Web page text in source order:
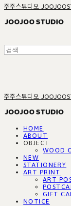
주주스튜디오
주주스튜디오
HOME
ABOUT
OBJECT
WOOD
NEW
STATIONERY
ART PRINT
ART
GIFT
NOTICE